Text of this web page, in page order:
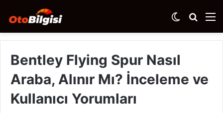
Arama
yap
Dış
görünümü
Bentley Flying Spur Nasıl
Araba, Alınır Mı? İnceleme ve
Kullanıcı Yorumları